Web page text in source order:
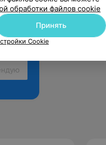
обработки файлов cookie
Принять
Cookie